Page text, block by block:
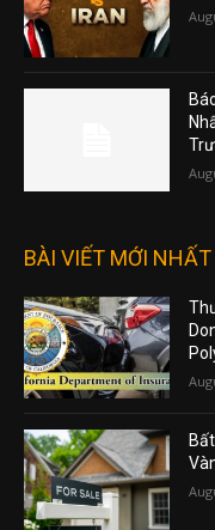
BÀI VIẾT MỚI NHẤT